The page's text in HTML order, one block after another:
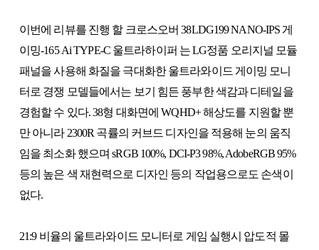
이번에 리뷰를 진행 할 크로스오버 38LDG199 NANO-IPS 게
이밍-165 Ai TYPE-C 울트라하이퍼 는 LG정품 오리지널 모듈
패널을 사용해 화질을 극대화한 울트라와이드 게이밍 모니
터로 경쟁 모델들에서는 보기 힘든 풍부한 색감과 디테일을
경험할 수 있다. 38형 대화면에 WQHD+ 해상도를 지원할 뿐
만 아니라 2300R 곡률의 커브드 디자인을 적용해 눈의 움직
임을 최소화 했으며 sRGB 100%, DCI-P3 98%, AdobeRGB 95%
등의 높은 색 재현력으로 디자인 등의 작업용으로도 손색이
없다.
21:9 비율의 울트라와이드 모니터로 게임 실행시 압도적 몰